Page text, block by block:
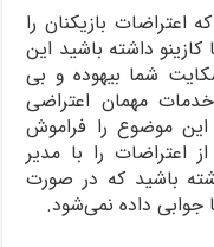
بازیکنان را
داشته باشید این
شما بیهوده و بی
مهمان اعتراضی
موضوع را فراموش
اعتراضات را با مدیر
باشید که در صورت
جوابی داده نمی‌شود.